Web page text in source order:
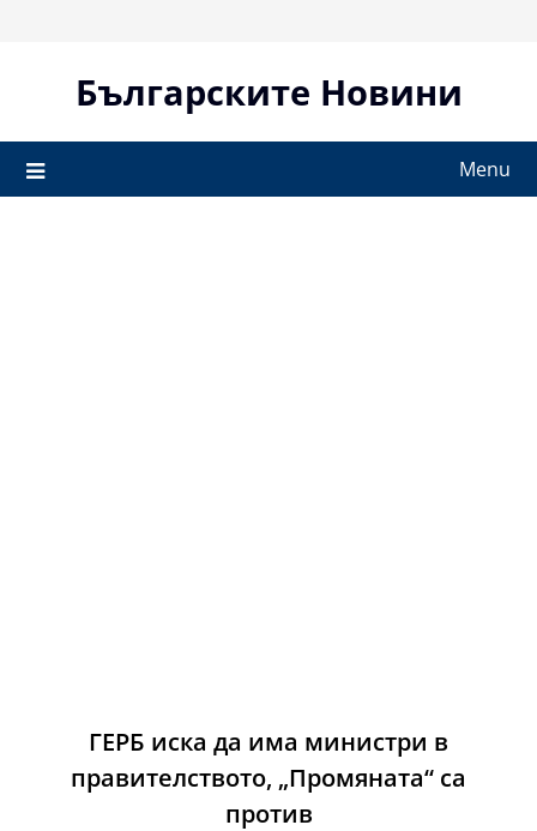
Българските Новини
Menu
ГЕРБ иска да има министри в
правителството, „Промяната“ са
против